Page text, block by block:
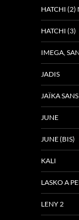
HATCHI (2)
HATCHI (3)
IMEGA,
JADIS
JAÏKA
JUNE
JUNE (BIS)
KALI
LASKO A
LENY 2